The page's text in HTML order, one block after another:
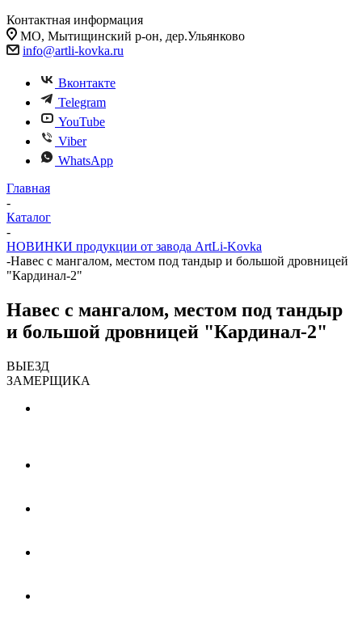
Контактная информация
МО, Мытищинский р-он, дер.Ульянково
info@artli-kovka.ru
Вконтакте
Telegram
YouTube
Viber
WhatsApp
Главная
-
Каталог
-
НОВИНКИ продукции от завода ArtLi-Kovka
-Навес с мангалом, местом под тандыр и большой дровницей
"Кардинал-2"
Навес с мангалом, местом под тандыр
и большой дровницей "Кардинал-2"
ВЫЕЗД
ЗАМЕРЩИКА